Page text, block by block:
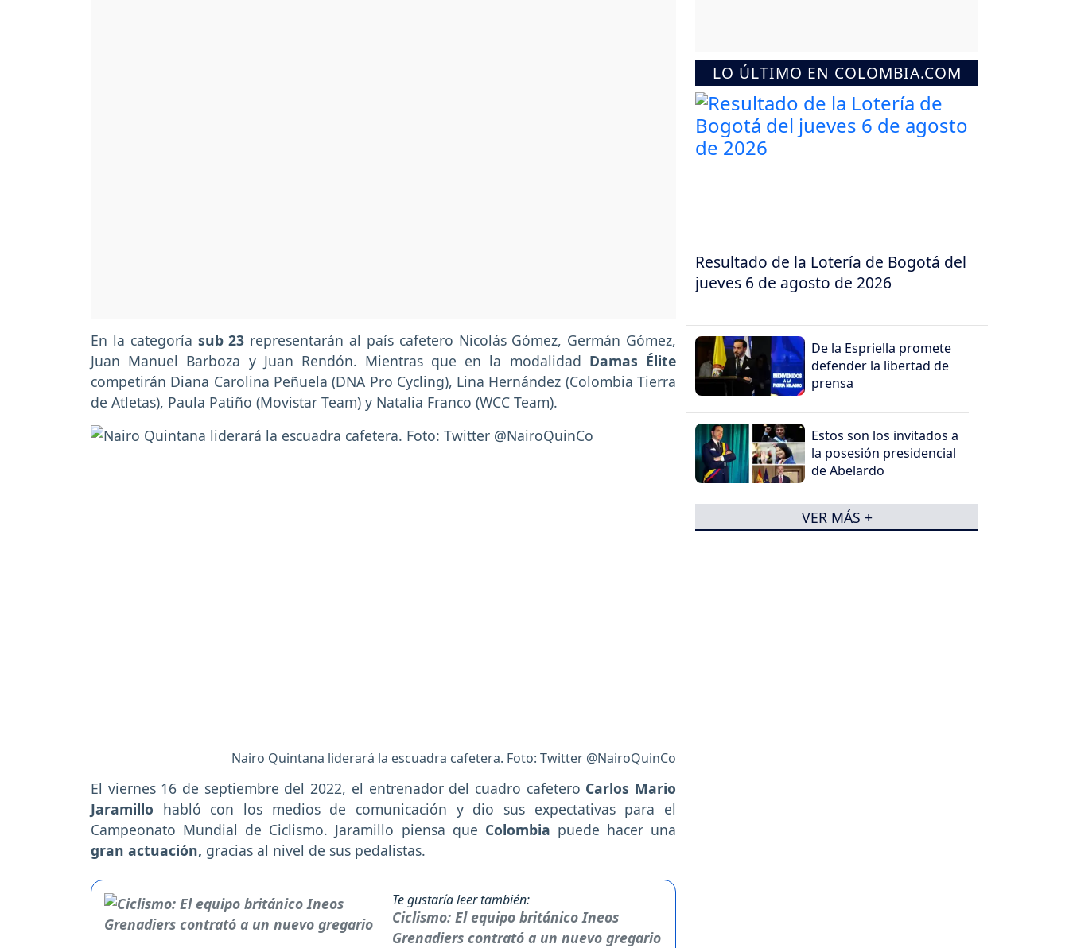
En la categoría sub 23 representarán al país cafetero Nicolás Gómez, Germán Gómez,
Juan Manuel Barboza y Juan Rendón. Mientras que en la modalidad Damas Élite
competirán Diana Carolina Peñuela (DNA Pro Cycling), Lina Hernández (Colombia Tierra
de Atletas), Paula Patiño (Movistar Team) y Natalia Franco (WCC Team).
Nairo Quintana liderará la escuadra cafetera. Foto: Twitter @NairoQuinCo
El viernes 16 de septiembre del 2022, el entrenador del cuadro cafetero Carlos Mario
Jaramillo habló con los medios de comunicación y dio sus expectativas para el
Campeonato Mundial de Ciclismo. Jaramillo piensa que Colombia puede hacer una
gran actuación, gracias al nivel de sus pedalistas.
Te gustaría leer también:
Ciclismo: El equipo británico Ineos
Grenadiers contrató a un nuevo gregario
LO ÚLTIMO EN COLOMBIA.COM
Resultado de la Lotería de Bogotá del
jueves 6 de agosto de 2026
De la Espriella promete
defender la libertad de
prensa
Estos son los invitados a
la posesión presidencial
de Abelardo
VER MÁS +